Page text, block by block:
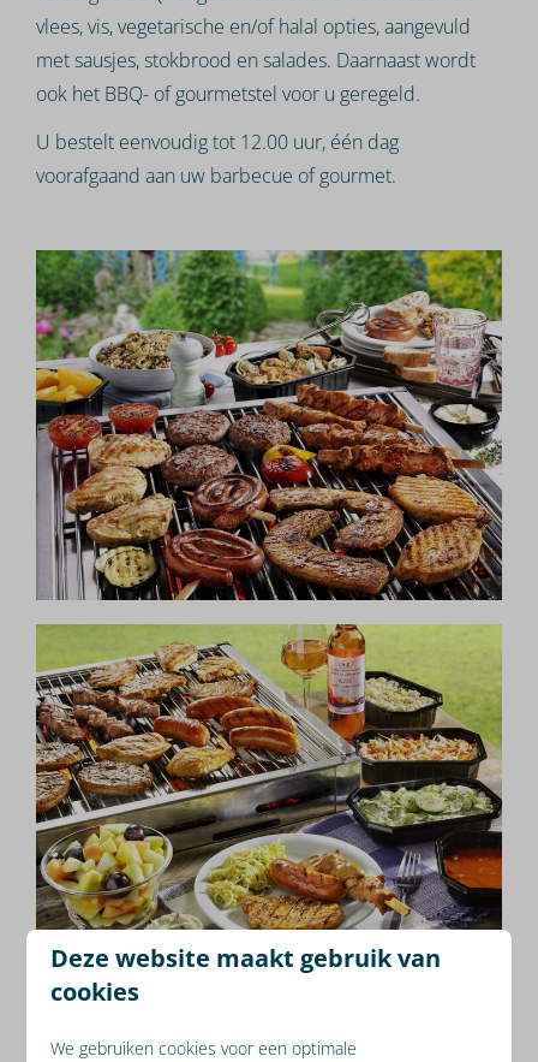
vlees, vis, vegetarische en/of halal opties, aangevuld
met sausjes, stokbrood en salades. Daarnaast wordt
ook het BBQ- of gourmetstel voor u geregeld.
U bestelt eenvoudig tot 12.00 uur, één dag
voorafgaand aan uw barbecue of gourmet.
Deze website maakt gebruik van
cookies
We gebruiken cookies voor een optimale